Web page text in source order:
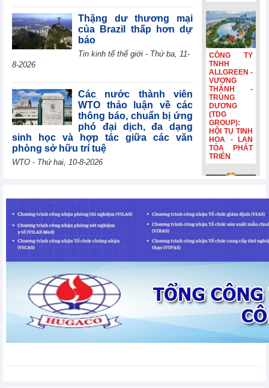
Lợi nhuận sau
thuế 6 tháng
giảm 82,9%,
dòng tiền âm
đồng
Thặng dư thương mại
của Brazil thấp hơn dự
báo
Tin kinh tế thế giới - Thứ ba, 11-
8-2026
Các nước thành viên
WTO thảo luận về các
thông báo, chuẩn bị ứng
phó đại dịch, đa dạng
sinh học và hợp tác giữa các văn
phòng sở hữu trí tuệ
WTO - Thứ hai, 10-8-2026
WTO năm 2026, cảm ơn
các nước thành viên vì
sự hợp tác liên tục
WTO - Thứ hai, 10-8-2026
Lithuania đóng góp
30.000 EUR để giúp các
nền kinh tế đang phát
triển và các nước kém
phát triển nhất nâng cao năng lực
thương mại
WTO - Thứ hai, 10-8-2026
CÔNG TY
TNHH
ALLGREEN -
VƯỢNG
THÀNH -
TRÙNG
DƯƠNG
(TDG
GROUP):
HỘI TỤ TINH
HOA - LAN
TỎA PHÁT
TRIỂN
Bia Hà Nội
diện, tiếp
nối hành
hơn 132
diện, tiếp
trình lịch sử
hơn 132
năm